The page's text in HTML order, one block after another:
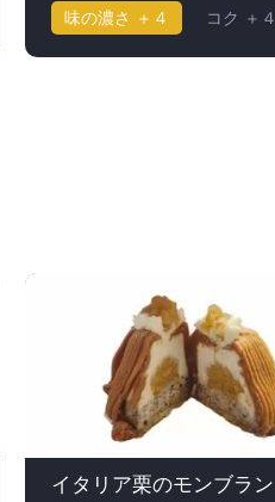
味の濃さ ＋４ コク ＋４